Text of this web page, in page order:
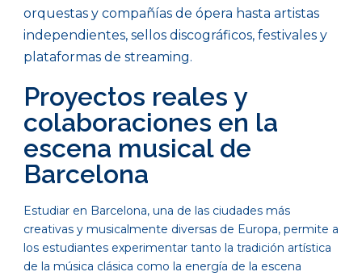
orquestas y compañías de ópera hasta artistas
independientes, sellos discográficos, festivales y
plataformas de streaming.
Proyectos reales y
colaboraciones en la
escena musical de
Barcelona
Estudiar en Barcelona, una de las ciudades más
creativas y musicalmente diversas de Europa, permite a
los estudiantes experimentar tanto la tradición artística
de la música clásica como la energía de la escena